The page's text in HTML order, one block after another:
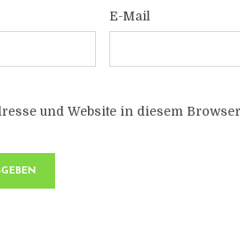
E-Mail
und Website in diesem